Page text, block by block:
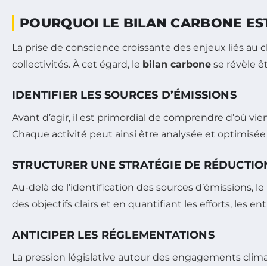
POURQUOI LE BILAN CARBONE
La prise de conscience croissante des enjeux liés
collectivités. À cet égard, le bilan carbone se révèle
IDENTIFIER LES SOURCES D’ÉMISSIONS
Avant d’agir, il est primordial de comprendre d’où
Chaque activité peut ainsi être analysée et
STRUCTURER UNE STRATÉGIE DE
Au-delà de l’identification des sources
des objectifs clairs et en quantifiant les efforts, les
ANTICIPER LES RÉGLEMENTATIONS
La pression législative autour des engagements